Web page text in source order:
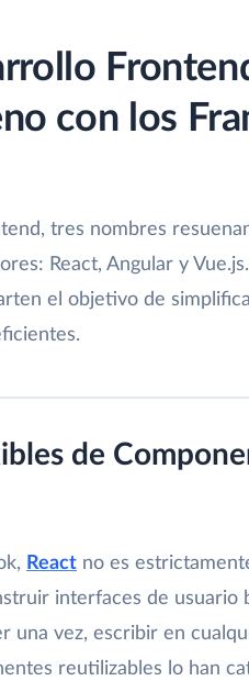
con los
tres nombres
React, Angular y
el objetivo de
de
React no es
interfaces de usuario
una vez, escribir en
reutilizables lo han